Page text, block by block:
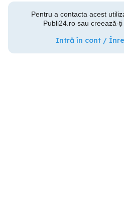
Pentru a contacta acest
Publi24.ro sau creează-
Intră în cont /